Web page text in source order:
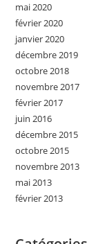
mai 2020
février 2020
janvier 2020
décembre 2019
octobre 2018
novembre 2017
février 2017
juin 2016
décembre 2015
octobre 2015
novembre 2013
mai 2013
février 2013